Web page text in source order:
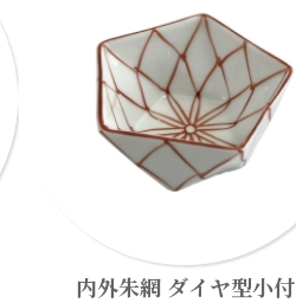
内外朱網 ダイヤ型小付